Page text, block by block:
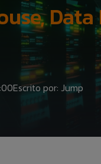
Escrito por: Jump